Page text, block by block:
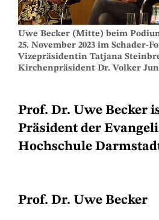
Uwe Becker (Mitte) beim
25. November 2023 im Schader-
Vizepräsidentin Tatjana
Kirchenpräsident Dr. Volker
Prof. Dr. Uwe Becker
Präsident der
Hochschule
Prof. Dr. Uwe Becker